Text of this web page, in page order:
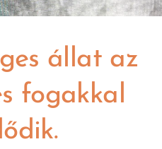
állat az
fogakkal